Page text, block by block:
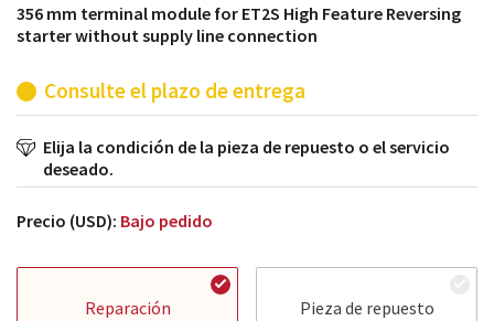
356 mm terminal module for ET2S High Feature Reversing
starter without supply line connection
Consulte el plazo de entrega
Elija la condición de la pieza de repuesto o el servicio
deseado.
Precio (USD): Bajo pedido
Reparación Pieza de repuesto